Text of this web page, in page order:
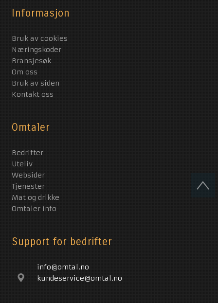
Informasjon
Bruk av cookies
Næringskoder
Bransjesøk
Om oss
Bruk av siden
Kontakt oss
Omtaler
Bedrifter
Uteliv
Websider
Tjenester
Mat og drikke
Omtaler info
Support for bedrifter
info@omtal.no
kundeservice@omtal.no